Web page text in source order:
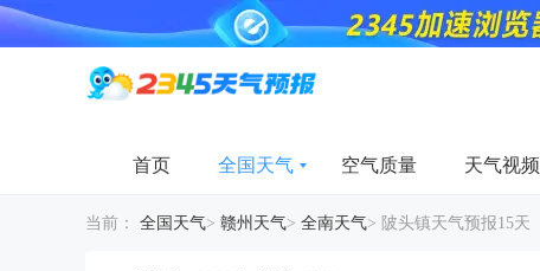
首页 全国天气 空气质量 天气视频
当前： 全国天气> 赣州天气> 全南天气> 陂头镇天气预报15天